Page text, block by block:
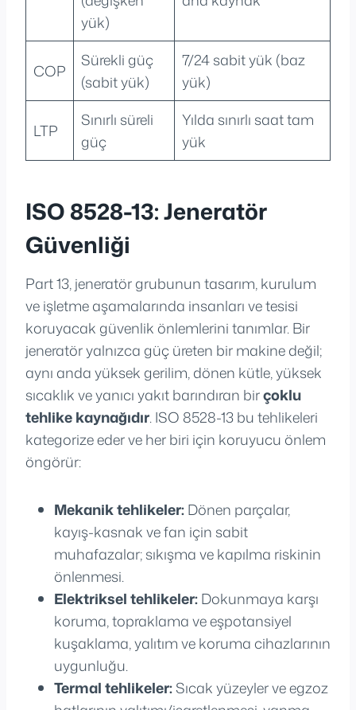
yük)
COP
Sürekli güç
(sabit yük)
7/24 sabit yük (baz
yük)
LTP
Sınırlı süreli
güç
Yılda sınırlı saat tam
yük
ISO 8528-13: Jeneratör
Güvenliği
Part 13, jeneratör grubunun tasarım, kurulum
ve işletme aşamalarında insanları ve tesisi
koruyacak güvenlik önlemlerini tanımlar. Bir
jeneratör yalnızca güç üreten bir makine değil;
aynı anda yüksek gerilim, dönen kütle, yüksek
sıcaklık ve yanıcı yakıt barındıran birçoklu
tehlike kaynağıdır. ISO 8528-13 bu tehlikeleri
kategorize eder ve her biri için koruyucu önlem
öngörür:
Mekanik tehlikeler:Dönen parçalar,
kayış-kasnak ve fan için sabit
muhafazalar; sıkışma ve kapılma riskinin
önlenmesi.
Elektriksel tehlikeler:Dokunmaya karşı
koruma, topraklama ve eşpotansiyel
kuşaklama, yalıtım ve koruma cihazlarının
uygunluğu.
Termal tehlikeler:Sıcak yüzeyler ve egzoz